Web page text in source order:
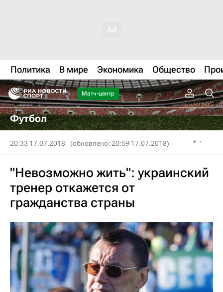
Политика В мире Экономика Общество
Матч-центр
Футбол
20:33 17.07.2018 (обновлено: 20:59 17.07.2018)
"Невозможно жить": украинский
тренер откажется от
гражданства страны